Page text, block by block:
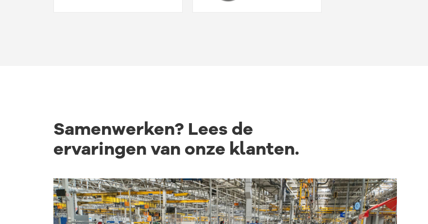
Samenwerken? Lees de
ervaringen van onze klanten.